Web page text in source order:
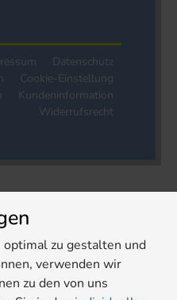
Datenschutz
Cookie-Einstellung
Kundeninformation
Widerrufsrecht
zu gestalten und
verwenden wir
zu den von uns